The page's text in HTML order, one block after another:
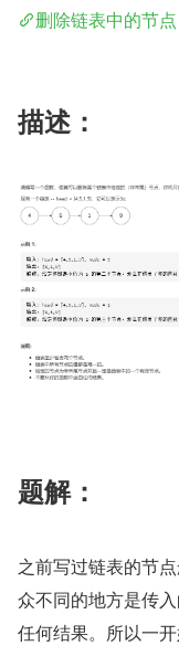
删除链表中的节点
描述：
题解：
之前写过链表的节
众不同的地方是传
任何结果。所以一